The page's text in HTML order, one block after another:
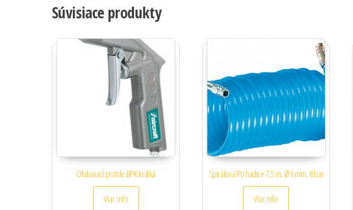
Súvisiace produkty
Ofukovací pistole BPK krátká
Viac info
Spirálová PU hadice 7,5 m, Ø 6 mm, 8 bar
Viac info